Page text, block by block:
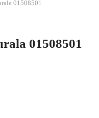
01508501
01508501